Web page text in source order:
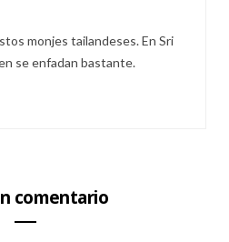
monjes tailandeses. En Sri
se enfadan bastante.
comentario